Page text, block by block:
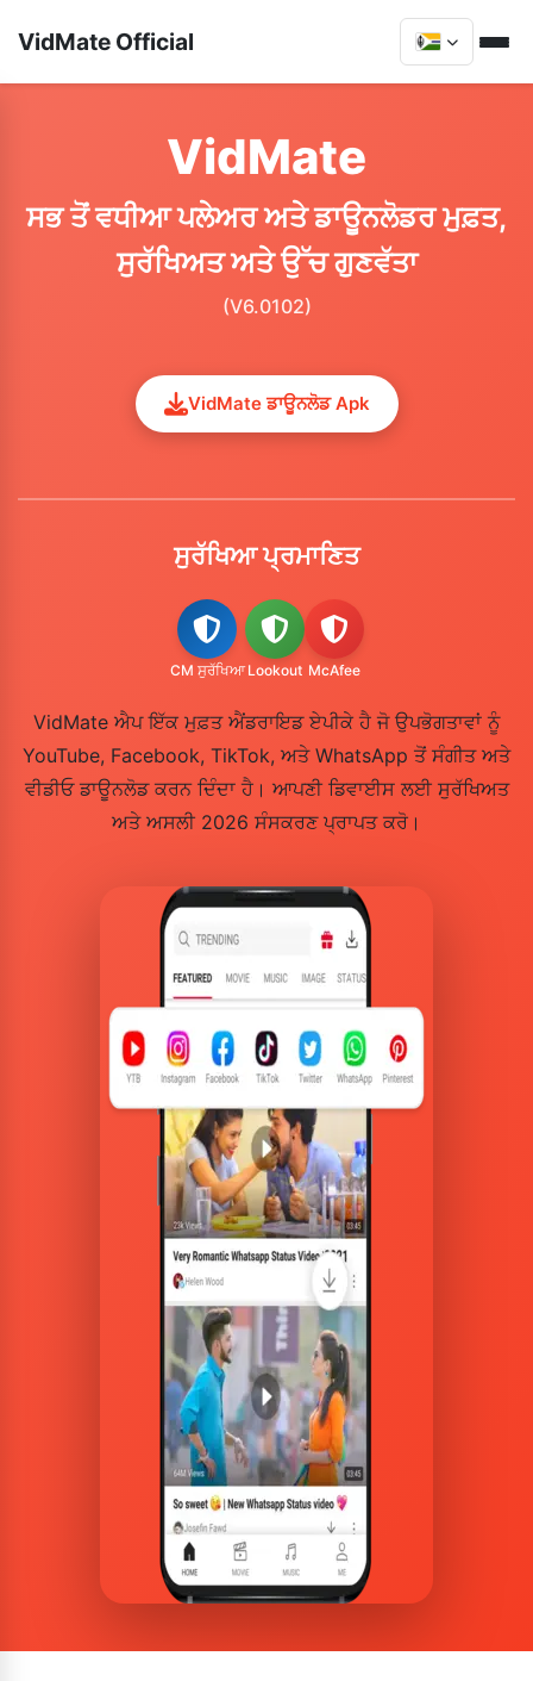
VidMate Official
VidMate
ਸਭ ਤੋਂ ਵਧੀਆ ਪਲੇਅਰ ਅਤੇ ਡਾਊਨਲੋਡਰ ਮੁਫ਼ਤ,
ਸੁਰੱਖਿਅਤ ਅਤੇ ਉੱਚ ਗੁਣਵੱਤਾ
(V6.0102)
VidMate ਡਾਊਨਲੋਡ Apk
ਸੁਰੱਖਿਆ ਪ੍ਰਮਾਣਿਤ
CM ਸੁਰੱਖਿਆ Lookout McAfee
VidMate ਐਪ ਇੱਕ ਮੁਫ਼ਤ ਐਂਡਰਾਇਡ ਏਪੀਕੇ ਹੈ ਜੋ ਉਪਭੋਗਤਾਵਾਂ ਨੂੰ
YouTube, Facebook, TikTok, ਅਤੇ WhatsApp ਤੋਂ ਸੰਗੀਤ ਅਤੇ
ਵੀਡੀਓ ਡਾਊਨਲੋਡ ਕਰਨ ਦਿੰਦਾ ਹੈ। ਆਪਣੀ ਡਿਵਾਈਸ ਲਈ ਸੁਰੱਖਿਅਤ
ਅਤੇ ਅਸਲੀ 2026 ਸੰਸਕਰਣ ਪ੍ਰਾਪਤ ਕਰੋ।